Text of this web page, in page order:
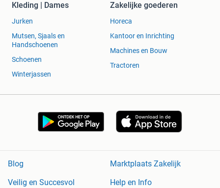
Kleding | Dames
Jurken
Mutsen, Sjaals en
Handschoenen
Schoenen
Winterjassen
Zakelijke goederen
Horeca
Kantoor en Inrichting
Machines en Bouw
Tractoren
Blog
Marktplaats Zakelijk
Veilig en Succesvol
Help en Info